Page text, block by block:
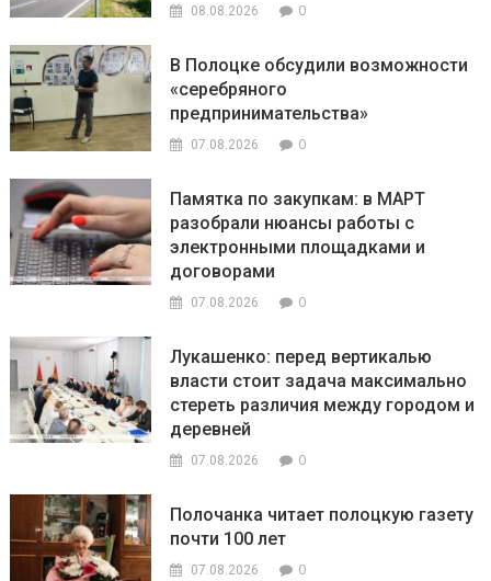
08.08.2026 0
В Полоцке обсудили возможности
«серебряного
предпринимательства»
07.08.2026 0
Памятка по закупкам: в МАРТ
разобрали нюансы работы с
электронными площадками и
договорами
07.08.2026 0
Лукашенко: перед вертикалью
власти стоит задача максимально
стереть различия между городом и
деревней
07.08.2026 0
Полочанка читает полоцкую газету
почти 100 лет
07.08.2026 0